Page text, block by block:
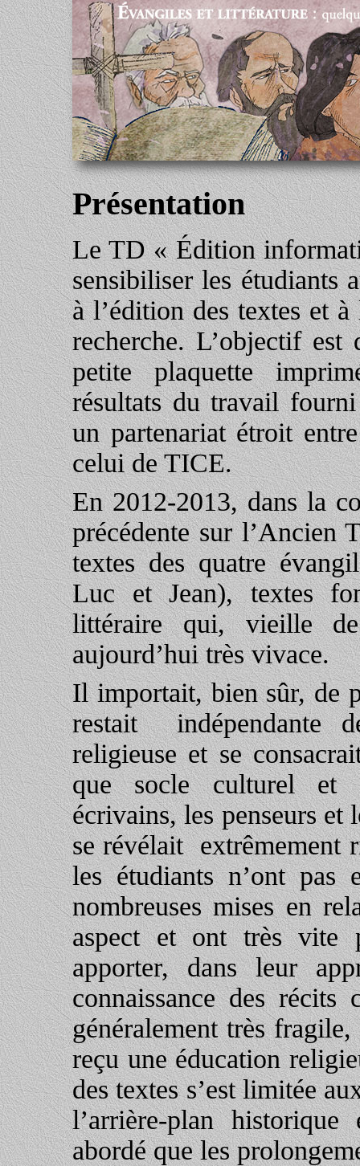
Présentation
Le TD « Édition
sensibiliser les étudiants
à l’édition des textes et
recherche. L’objectif
petite plaquette
résultats du travail
un partenariat étroit
celui de TICE.
En 2012-2013, dans la
précédente sur l’Ancien
textes des quatre
Luc et Jean), textes
littéraire qui, vieille
aujourd’hui très vivace.
Il importait, bien sûr, de
restait indépendante
religieuse et se
que socle culturel et
écrivains, les penseurs et
se révélait extrêmement
les étudiants n’ont
nombreuses mises en
aspect et ont très vite
apporter, dans leur
connaissance des
généralement très
reçu une éducation
des textes s’est limitée
l’arrière-plan
abordé que les